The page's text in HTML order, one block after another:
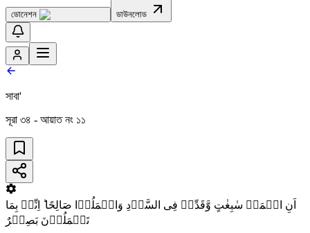
ডোনেশন ডাউনলোড
সাবা'
সূরা ৩৪ - আয়াত নং ১১
اَنِ اعۡمَلۡ سٰبِغٰتٍ وَّقَدِّرۡ فِی السَّرۡدِ وَاعۡمَلُوۡا صَالِحًا ؕ اِنِّیۡ بِمَا
تَعۡمَلُوۡنَ بَصِیۡرٌ